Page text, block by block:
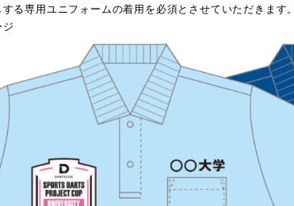
る専用ユニフォームの着用を必須とさせていただきます。